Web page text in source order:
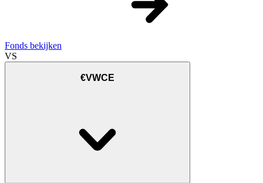
Fonds bekijken
VS
€VWCE